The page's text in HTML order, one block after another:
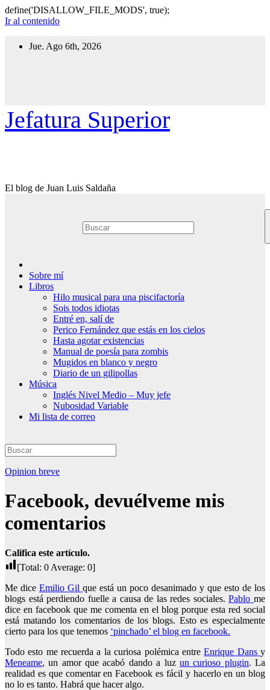
define('DISALLOW_FILE_MODS', true);
Ir al contenido
Jue. Ago 6th, 2026
Jefatura Superior
El blog de Juan Luis Saldaña
Sobre mí
Libros
Hilo musical para una piscifactoría
Sois todos idiotas
Entré en, salí de
Perico Fernández que estás en los cielos
Hasta agotar existencias
Manual de poesía para zombis
Mugidos en blanco y negro
Diario de un gilipollas
Música
Inglés Nivel Medio – Muy jefe
Nubosidad Variable
Mi lista de correo
Opinion breve
Facebook, devuélveme mis
comentarios
Califica este artículo.
[Total: 0 Average: 0]
Me dice Emilio Gil que está un poco desanimado y que esto de los
blogs está perdiendo fuelle a causa de las redes sociales.Pablome
dice en facebook que me comenta en el blog porque esta red social
está matando los comentarios de los blogs. Esto es especialmente
cierto para los que tenemos ‘pinchado’ el blog en facebook.
Todo esto me recuerda a la curiosa polémica entreEnrique Dansy
Meneame, un amor que acabó dando a luz un curioso plugin. La
realidad es que comentar en Facebook es fácil y hacerlo en un blog
no lo es tanto. Habrá que hacer algo.